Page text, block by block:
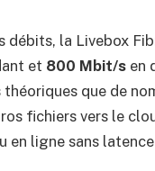
débits, la Livebox
et 800 Mbit/s en
que de
fichiers vers le
en ligne sans